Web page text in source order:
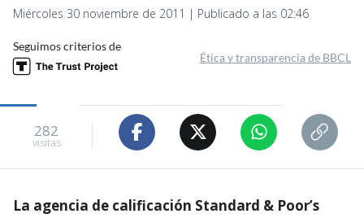
Miércoles 30 noviembre de 2011 | Publicado a las 02:46
Seguimos criterios de
Ética y transparencia de BBCL
282
visitas
La agencia de calificación Standard & Poor’s